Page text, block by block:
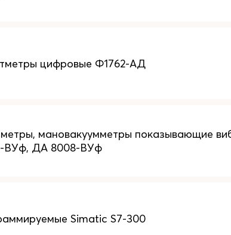
цифровые Ф1762-АД
мановакуумметры показывающие
ВУф, ДА 8008-ВУф
Simatic S7-300